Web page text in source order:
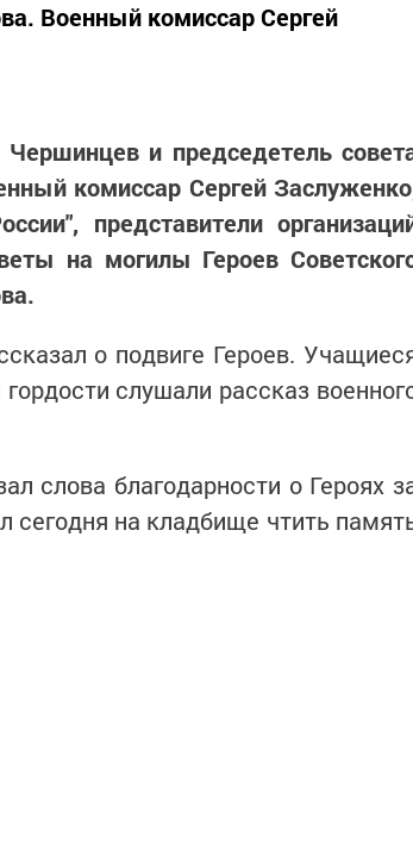
Военный комиссар Сергей
и председетель
комиссар Сергей
представители
на могилы Героев
о подвиге Героев.
слушали рассказ
слова благодарности о Героях
сегодня на кладбище чтить